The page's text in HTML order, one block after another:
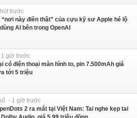
trước
“nơi này điên thật” của cựu kỹ sư Apple hé lộ
AI bên trong OpenAI
giờ trước
có điện thoại màn hình to, pin 7.500mAh giá
tới 5 triệu
- 1 giờ trước
2 ra mắt tại Việt Nam: Tai nghe kẹp tai